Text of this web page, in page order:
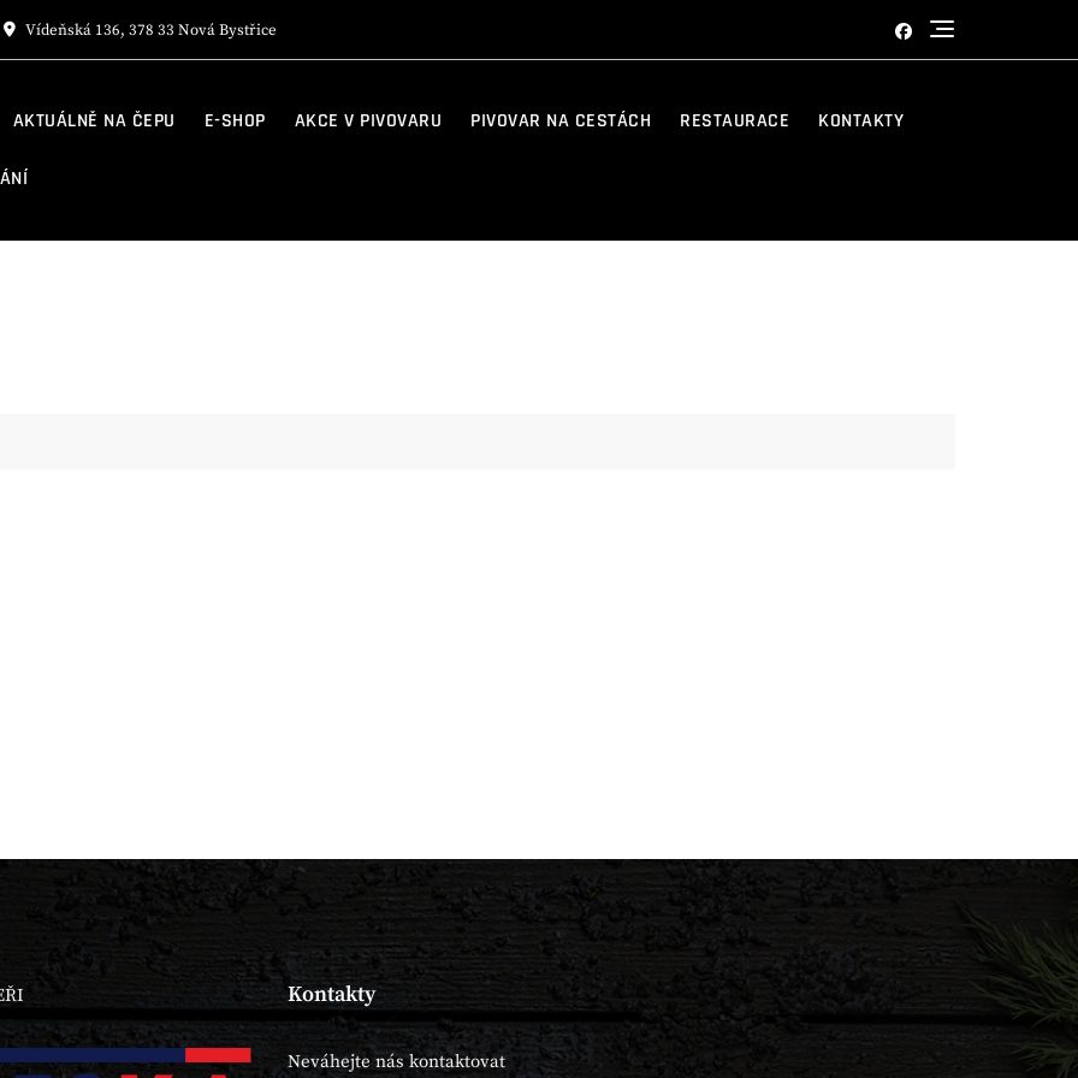
Vídeňská 136, 378 33 Nová Bystřice
AKTUÁLNĚ NA ČEPU E-SHOP AKCE V PIVOVARU PIVOVAR NA CESTÁCH RESTAURACE KONTAKTY
Kontakty
Neváhejte nás kontaktovat